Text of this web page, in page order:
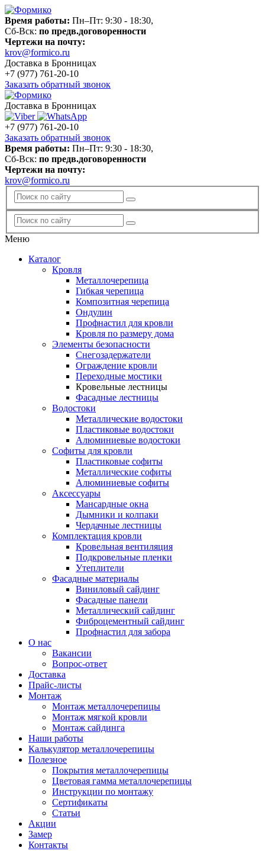
Время работы: Пн–Пт: 9:30 - 18:30,
Сб-Вск: по предв.договоренности
Чертежи на почту:
krov@formico.ru
Доставка в Бронницах
+7 (977) 761-20-10
Заказать обратный звонок
Доставка в Бронницах
+7 (977) 761-20-10
Заказать обратный звонок
Время работы: Пн–Пт: 9:30 - 18:30,
Сб-Вск: по предв.договоренности
Чертежи на почту:
krov@formico.ru
Меню
Каталог
Кровля
Металлочерепица
Гибкая черепица
Композитная черепица
Ондулин
Профнастил для кровли
Кровля по размеру дома
Элементы безопасности
Снегозадержатели
Ограждение кровли
Переходные мостики
Кровельные лестницы
Фасадные лестницы
Водостоки
Металлические водостоки
Пластиковые водостоки
Алюминиевые водостоки
Софиты для кровли
Пластиковые софиты
Металлические софиты
Алюминиевые софиты
Аксессуары
Мансардные окна
Дымники и колпаки
Чердачные лестницы
Комплектация кровли
Кровельная вентиляция
Подкровельные пленки
Утеплители
Фасадные материалы
Виниловый сайдинг
Фасадные панели
Металлический сайдинг
Фиброцементный сайдинг
Профнастил для забора
О нас
Вакансии
Вопрос-ответ
Доставка
Прайс-листы
Монтаж
Монтаж металлочерепицы
Монтаж мягкой кровли
Монтаж сайдинга
Наши работы
Калькулятор металлочерепицы
Полезное
Покрытия металлочерепицы
Цветовая гамма металлочерепицы
Инструкции по монтажу
Сертификаты
Статьи
Акции
Замер
Контакты